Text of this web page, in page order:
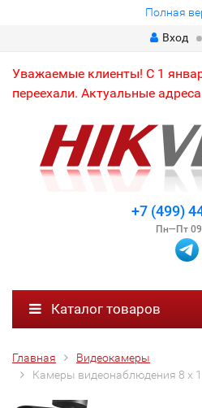
Полная
Вход
Уважаемые клиенты! С 1
переехали. Актуальные
+7 (499)
Пн—Пт
Каталог товаров
Главная
Видеокамеры
Камеры видеонаблюдения 8 х 1/